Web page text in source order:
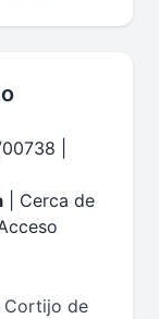
|
| Cerca de
Cortijo de